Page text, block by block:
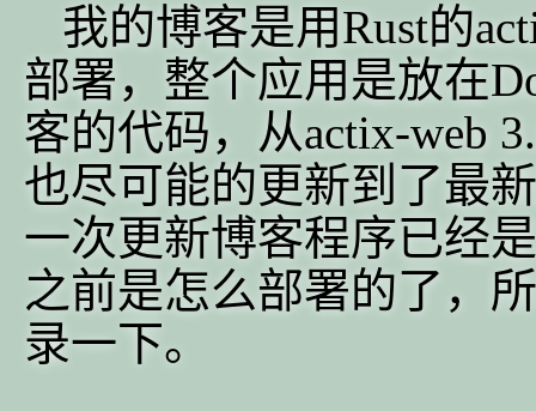
我的博客是用Rust的
部署，整个应用是放在
客的代码，从actix-web
也尽可能的更新到了最
一次更新博客程序已经
之前是怎么部署的了，
录一下。